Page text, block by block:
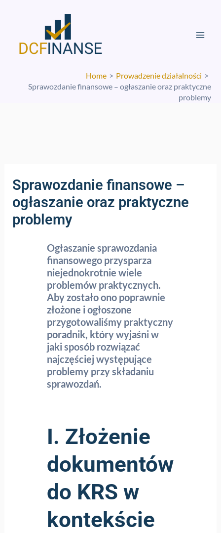
Home
Prowadzenie działalności
Sprawozdanie finansowe – ogłaszanie oraz praktyczne
problemy
Sprawozdanie finansowe –
ogłaszanie oraz praktyczne
problemy
Ogłaszanie sprawozdania
finansowego przysparza
niejednokrotnie wiele
problemów praktycznych.
Aby zostało ono poprawnie
złożone i ogłoszone
przygotowaliśmy praktyczny
poradnik, który wyjaśni w
jaki sposób rozwiązać
najczęściej występujące
problemy przy składaniu
sprawozdań.
I. Złożenie
dokumentów
do KRS w
kontekście